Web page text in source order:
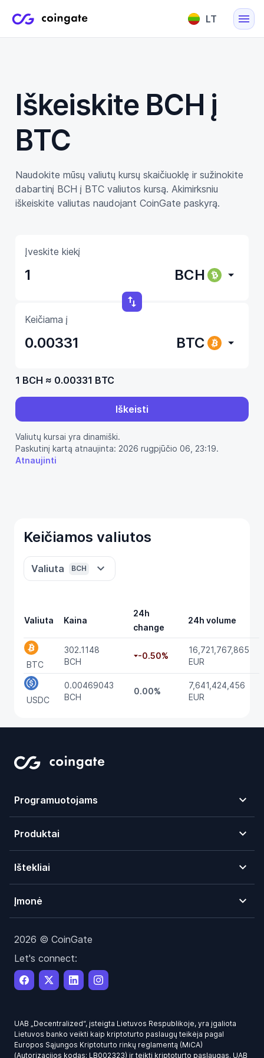
LT
Iškeiskite BCH į
BTC
Naudokite mūsų valiutų kursų skaičiuoklę ir sužinokite
dabartinį BCH į BTC valiutos kursą. Akimirksniu
iškeiskite valiutas naudojant CoinGate paskyrą.
Įveskite kiekį
BCH
Keičiama į
BTC
1 BCH ≈ 0.00331 BTC
Iškeisti
Valiutų kursai yra dinamiški.
Paskutinį kartą atnaujinta: 2026 rugpjūčio 06, 23:19.
Atnaujinti
Keičiamos valiutos
Valiuta BCH
Valiuta Kaina
24h
change
24h volume
BTC
302.1148
BCH
-0.50%
16,721,767,865
EUR
USDC
0.00469043
BCH
0.00%
7,641,424,456
EUR
Programuotojams
Produktai
Ištekliai
Įmonė
2026 © CoinGate
Let's connect:
UAB „Decentralized“, įsteigta Lietuvos Respublikoje, yra įgaliota
Lietuvos banko veikti kaip kriptoturto paslaugų teikėja pagal
Europos Sąjungos Kriptoturto rinkų reglamentą (MiCA)
(Autorizacijos kodas: LB002323) ir teikti kriptoturto paslaugas. UAB